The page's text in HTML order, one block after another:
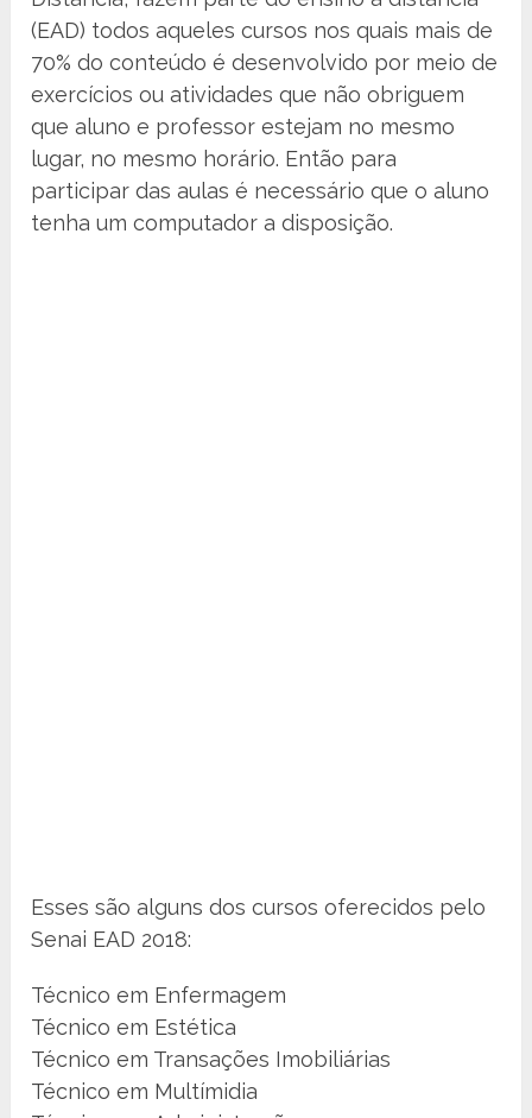
(EAD) todos aqueles cursos nos quais mais de
70% do conteúdo é desenvolvido por meio de
exercícios ou atividades que não obriguem
que aluno e professor estejam no mesmo
lugar, no mesmo horário. Então para
participar das aulas é necessário que o aluno
tenha um computador a disposição.
Esses são alguns dos cursos oferecidos pelo
Senai EAD 2018:
Técnico em Enfermagem
Técnico em Estética
Técnico em Transações Imobiliárias
Técnico em Multímidia